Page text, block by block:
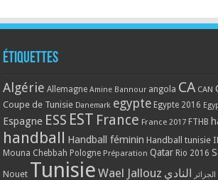
Étiquettes
Algérie Allemagne Amine Bannour angola CA CAN
Coupe de Tunisie Danemark egypte Egypte 2016
Espagne ESS EST France France 2017 FTHB
handball Handball féminin Handball tunisie
Mouna Chebbah Pologne Préparation Qatar Rio 2016
Nouet Tunisie Wael Jallouz الجزائر النادي